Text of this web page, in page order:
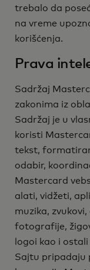
trebalo da
na vreme
korišćenja.
Prava
Sadržaj
zakonima iz
Sadržaj je u
koristi
tekst,
odabir,
Mastercard
alati, vidžeti,
muzika,
fotografije,
logoi kao i
Sajtu pripadaju